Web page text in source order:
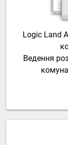
Logic Land
Ведення